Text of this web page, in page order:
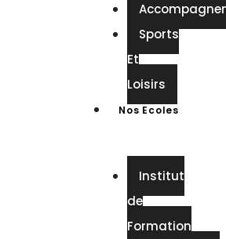
Sports
Et
Loisirs
Nos Ecoles
Institut
de
Formation